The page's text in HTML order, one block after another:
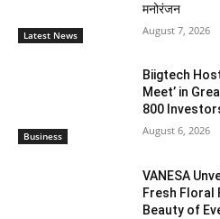
Latest News
मनोरंजन
August 7, 2026
Business
Biigtech
Meet’ in
800
August 6, 2026
VANESA
Fresh Floral
Beauty of